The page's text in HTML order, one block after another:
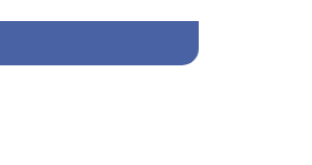
১৫ বছরের
বজায় রাখতে মরিয়া